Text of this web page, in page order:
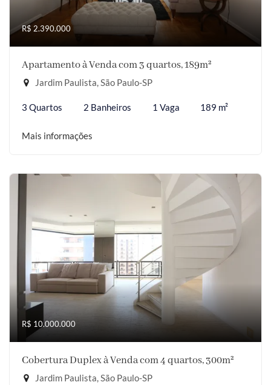
R$ 2.390.000
Apartamento à Venda com 3 quartos, 189m²
Jardim Paulista, São Paulo-SP
3 Quartos 2 Banheiros 1 Vaga 189 m²
Mais informações
R$ 10.000.000
Cobertura Duplex à Venda com 4 quartos, 300m²
Jardim Paulista, São Paulo-SP